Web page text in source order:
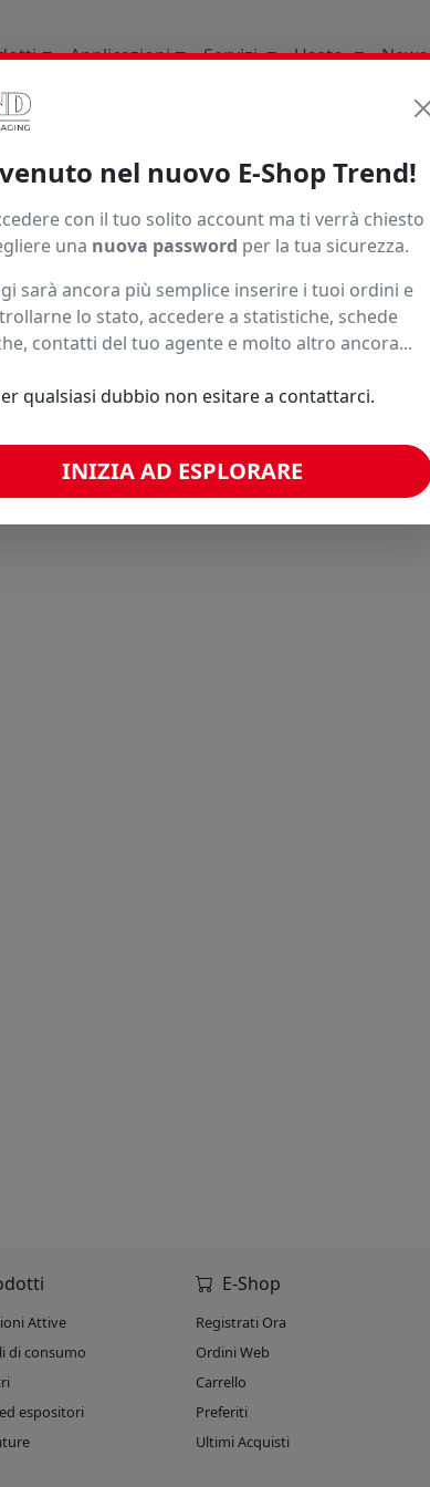
Applicazioni Servizi Usato News
Tebgc25131
più basso?
Attive
di consumo
espositori
E-Shop
Registrati Ora
Ordini Web
Carrello
Preferiti
Ultimi Acquisti
nel nuovo E-Shop Trend!
con il tuo solito account ma ti verrà chiesto
una nuova password per la tua sicurezza.
sarà ancora più semplice inserire i tuoi ordini e
lo stato, accedere a statistiche, schede
contatti del tuo agente e molto altro ancora...
qualsiasi dubbio non esitare a contattarci.
INIZIA AD ESPLORARE